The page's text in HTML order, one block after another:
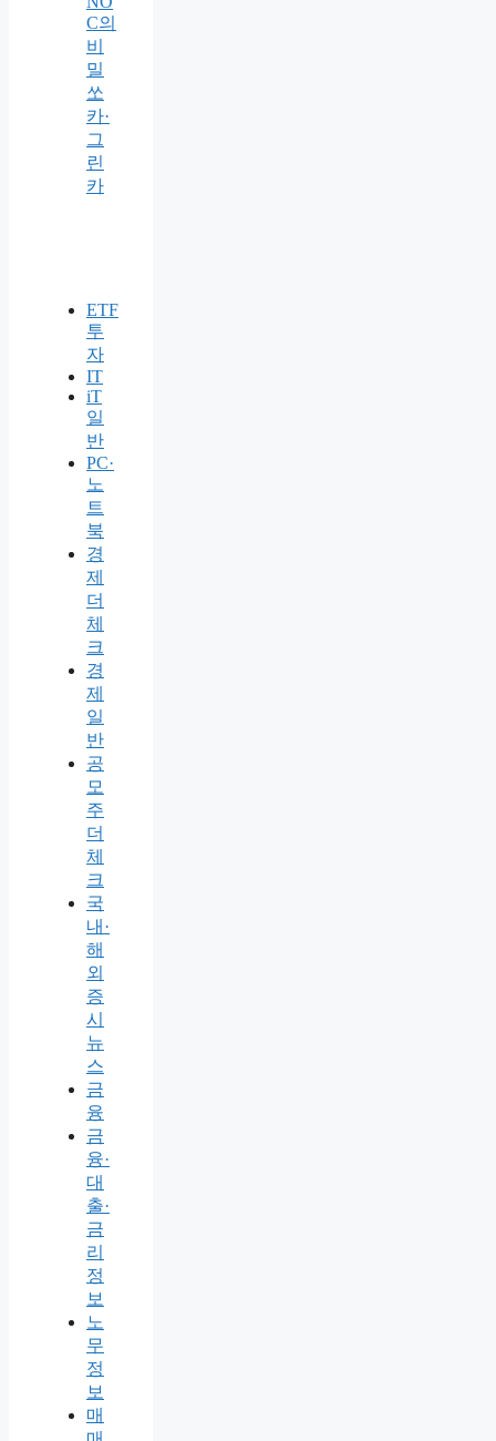
C의
비
밀
쏘
카·
그
린
카
ETF
투
자
IT
iT
일
반
PC·
노
트
북
경
제
더
체
크
경
제
일
반
공
모
주
더
체
크
국
내·
해
외
증
시
뉴
스
금
융
금
융·
대
출·
금
리
정
보
노
무
정
보
매